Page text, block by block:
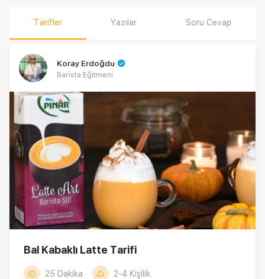
Tarifler Yazılar Soru Cevap
Koray Erdoğdu
Barista Eğitmeni
Bal Kabaklı Latte Tarifi
25 Dakika 2-4 Kişilik